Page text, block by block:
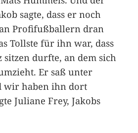
sagte, dass er noch
Profifußballern dran
Tollste für ihn war, dass
sitzen durfte, an dem sich
Er saß unter
wir haben ihn dort
Juliane Frey, Jakobs